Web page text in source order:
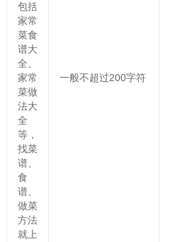
包括
家常
菜食
谱大
全、
家常
菜做
法大
全
等，
找菜
谱、
食
谱、
做菜
方法
就上
一般不超过200字符